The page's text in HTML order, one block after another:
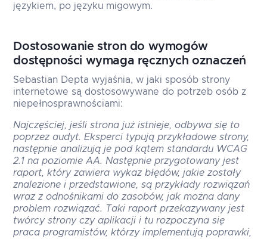
językiem, po języku migowym.
Dostosowanie stron do wymogów
dostępności wymaga ręcznych oznaczeń
Sebastian Depta wyjaśnia, w jaki sposób strony
internetowe są dostosowywane do potrzeb osób z
niepełnosprawnościami:
Najczęściej, jeśli strona już istnieje, odbywa się to
poprzez audyt. Eksperci typują przykładowe strony,
następnie analizują je pod kątem standardu WCAG
2.1 na poziomie AA. Następnie przygotowany jest
raport, który zawiera wykaz błędów, jakie zostały
znalezione i przedstawione, są przykłady rozwiązań
wraz z odnośnikami do zasobów, jak można dany
problem rozwiązać. Taki raport przekazywany jest
twórcy strony czy aplikacji i tu rozpoczyna się
praca programistów, którzy implementują poprawki,